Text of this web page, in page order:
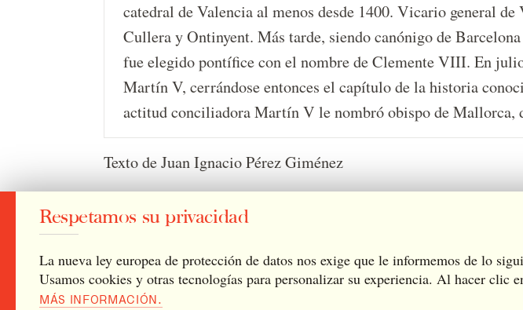
catedral de Valencia al menos desde 1400. Vicario general
Cullera y Ontinyent. Más tarde, siendo canónigo de
fue elegido pontífice con el nombre de Clemente VIII. En
Martín V, cerrándose entonces el capítulo de la historia
actitud conciliadora Martín V le nombró obispo de Mallorca,
Texto de Juan Ignacio Pérez Giménez
Archivo — Documentos destacados
Preguntas frecuentes Aviso legal Política de cookies Política de
Respetamos su privacidad
La nueva ley europea de protección de datos nos exige que le informemos de lo
Usamos cookies y otras tecnologías para personalizar su experiencia. Al hacer clic
MÁS INFORMACIÓN.